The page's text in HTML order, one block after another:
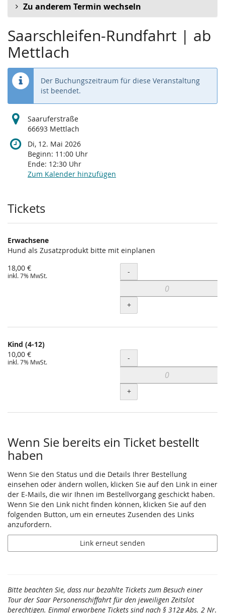
Zu anderem Termin wechseln
Saarschleifen-Rundfahrt | ab
Mettlach
Der Buchungszeitraum für diese Veranstaltung
ist beendet.
Saaruferstraße
66693 Mettlach
Di, 12. Mai 2026
Beginn: 11:00 Uhr
Ende: 12:30 Uhr
Zum Kalender hinzufügen
Produkte
Tickets
Erwachsene
Hund als Zusatzprodukt bitte mit einplanen
18,00 €
inkl. 7% MwSt. Menge
-
+
Kind (4-12)
10,00 €
inkl. 7% MwSt. Menge
-
+
Wenn Sie bereits ein Ticket bestellt
haben
Wenn Sie den Status und die Details Ihrer Bestellung
einsehen oder ändern wollen, klicken Sie auf den Link in einer
der E-Mails, die wir Ihnen im Bestellvorgang geschickt haben.
Wenn Sie den Link nicht finden können, klicken Sie auf den
folgenden Button, um ein erneutes Zusenden des Links
anzufordern.
Link erneut senden
Bitte beachten Sie, dass nur bezahlte Tickets zum Besuch einer
Tour der Saar Personenschiffahrt für den jeweiligen Zeitslot
berechtigen. Einmal erworbene Tickets sind nach § 312g Abs. 2 Nr.